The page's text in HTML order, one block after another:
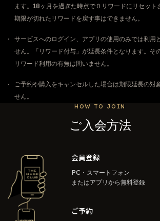
ます。18ヶ月を過ぎた時点で０リワードにリセット
期限が切れたリワードを戻す事はできません。
サービスへのログイン、アプリの使用のみでは利用
せん。「リワード付与」が延長条件となります。そ
リワード利用の有無は問いません。
ご予約や購入をキャンセルした場合は期限延長の対
せん。
HOW TO JOIN
ご入会方法
会員登録
PC・スマートフォン
またはアプリから無料登録
ご予約